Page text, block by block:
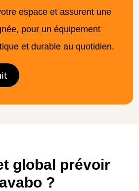
espace et assurent une
pour un équipement
et durable au quotidien.
global prévoir
?